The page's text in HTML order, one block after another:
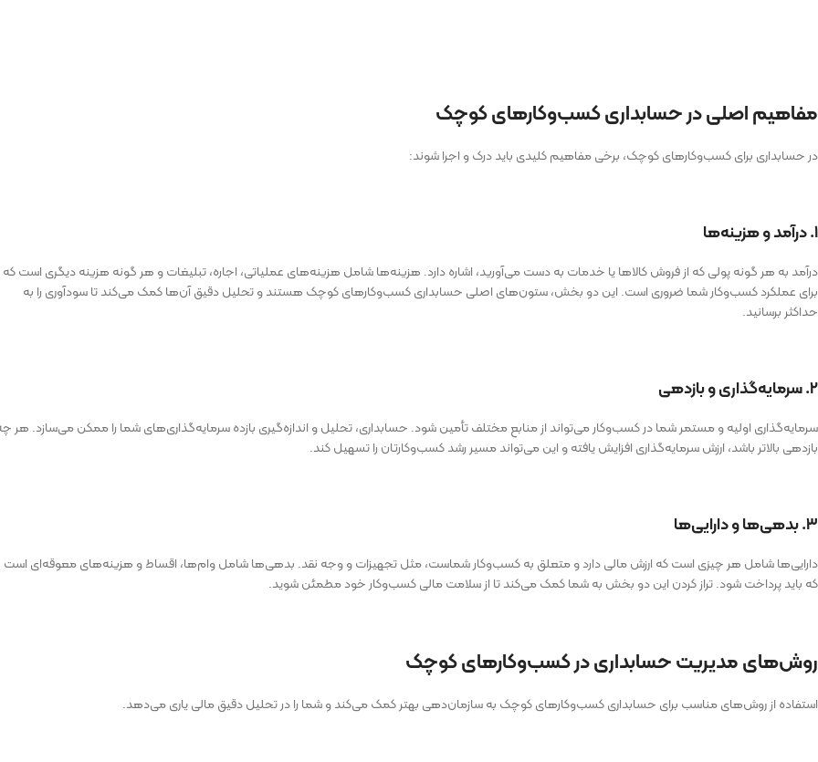
مفاهیم اصلی در حسابداری کسب‌وکارهای کوچک
در حسابداری برای کسب‌وکارهای کوچک، برخی مفاهیم کلیدی باید درک و اجرا شوند:
۱. درآمد و هزینه‌ها
درآمد به هر گونه پولی که از فروش کالاها یا خدمات به دست می‌آورید، اشاره دارد. هزینه‌ها شامل هزینه‌های عملیاتی، اجاره، تبلیغات و هر گونه هزینه دیگری است که
برای عملکرد کسب‌وکار شما ضروری است. این دو بخش، ستون‌های اصلی حسابداری کسب‌وکارهای کوچک هستند و تحلیل دقیق آن‌ها کمک می‌کند تا سودآوری را به
حداکثر برسانید.
۲. سرمایه‌گذاری و بازدهی
سرمایه‌گذاری اولیه و مستمر شما در کسب‌وکار می‌تواند از منابع مختلف تأمین شود. حسابداری، تحلیل و اندازه‌گیری بازده سرمایه‌گذاری‌های شما را ممکن می‌سازد. هر
بازدهی بالاتر باشد، ارزش سرمایه‌گذاری افزایش یافته و این می‌تواند مسیر رشد کسب‌وکارتان را تسهیل کند.
۳. بدهی‌ها و دارایی‌ها
دارایی‌ها شامل هر چیزی است که ارزش مالی دارد و متعلق به کسب‌وکار شماست، مثل تجهیزات و وجه نقد. بدهی‌ها شامل وام‌ها، اقساط و هزینه‌های معوقه‌ای است
که باید پرداخت شود. تراز کردن این دو بخش به شما کمک می‌کند تا از سلامت مالی کسب‌وکار خود مطمئن شوید.
روش‌های مدیریت حسابداری در کسب‌وکارهای کوچک
استفاده از روش‌های مناسب برای حسابداری کسب‌وکارهای کوچک به سازمان‌دهی بهتر کمک می‌کند و شما را در تحلیل دقیق مالی یاری می‌دهد.